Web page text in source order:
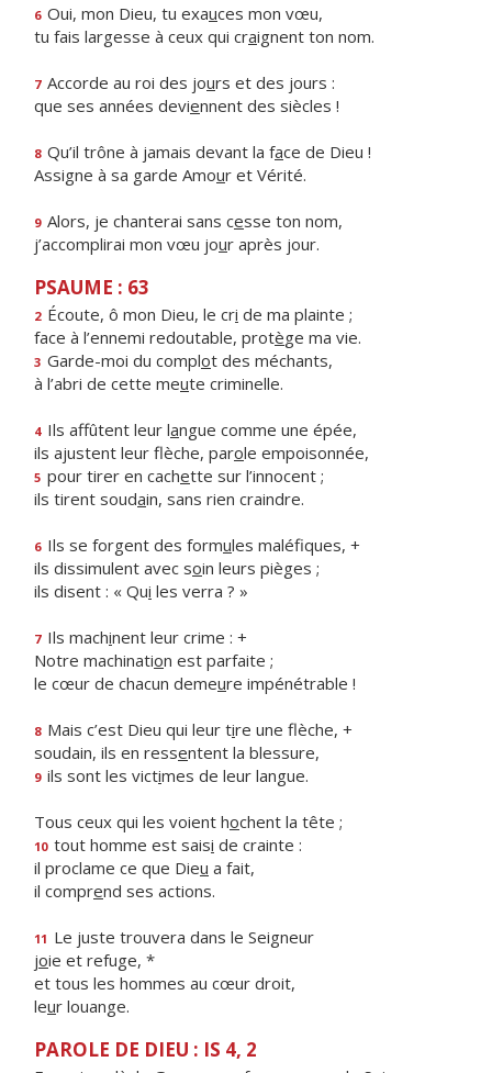
6 Oui, mon Dieu, tu exauces mon vœu,
tu fais largesse à ceux qui craignent ton nom.
7 Accorde au roi des jours et des jours :
que ses années deviennent des siècles !
8 Qu’il trône à jamais devant la face de Dieu !
Assigne à sa garde Amour et Vérité.
9 Alors, je chanterai sans cesse ton nom,
j’accomplirai mon vœu jour après jour.
PSAUME : 63
2 Écoute, ô mon Dieu, le cri de ma plainte ;
face à l’ennemi redoutable, protège ma vie.
3 Garde-moi du complot des méchants,
à l’abri de cette meute criminelle.
4 Ils affûtent leur langue comme une épée,
ils ajustent leur flèche, parole empoisonnée,
5 pour tirer en cachette sur l’innocent ;
ils tirent soudain, sans rien craindre.
6 Ils se forgent des formules maléfiques, +
ils dissimulent avec soin leurs pièges ;
ils disent : « Qui les verra ? »
7 Ils machinent leur crime : +
Notre machination est parfaite ;
le cœur de chacun demeure impénétrable !
8 Mais c’est Dieu qui leur tire une flèche, +
soudain, ils en ressentent la blessure,
9 ils sont les victimes de leur langue.
Tous ceux qui les voient hochent la tête ;
10 tout homme est saisi de crainte :
il proclame ce que Dieu a fait,
il comprend ses actions.
11 Le juste trouvera dans le Seigneur
joie et refuge, *
et tous les hommes au cœur droit,
leur louange.
PAROLE DE DIEU : IS 4, 2